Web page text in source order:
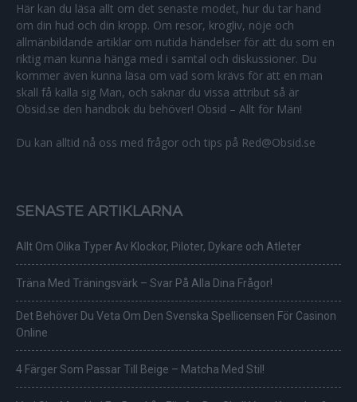
Här kan du läsa allt om det senaste modet, hur du tar hand
om din hud och din kropp. Om resor, krogliv, nöje och
allmänbildande artiklar om nutida händelser för att du som en
riktig man kunna hänga med i samtal och diskussioner. Du
kommer även kunna läsa om vad som krävs för att en man
skall få kalla sig Man, och saknar du vissa attribut så är
Obsid.se den handbok du behöver! Obsid – Allt för Män!
Du kan alltid nå oss med frågor och tips på Red@Obsid.se
SENASTE ARTIKLARNA
Allt Om Olika Typer Av Klockor, Piloter, Dykare och Atleter
Träna Med Träningsvärk – Svar På Alla Dina Frågor!
Det Behöver Du Veta Om Den Svenska Spellicensen För Casinon
Online
4 Färger Som Passar Till Beige – Matcha Med Stil!